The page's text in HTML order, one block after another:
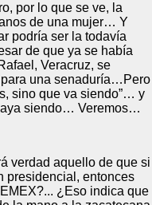
por lo que se ve, la
de una mujer… Y
podría ser la todavía
de que ya se había
Veracruz, se
una senaduría…Pero
sino que va siendo”… y
siendo… Veremos…
verdad aquello de que si
presidencial, entonces
¿Eso indica que